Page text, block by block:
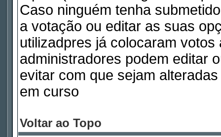
Caso ninguém tenha
a votação ou editar as suas
utilizadpres já colocaram
administradores podem editar
evitar com que sejam
em curso
Voltar ao Topo